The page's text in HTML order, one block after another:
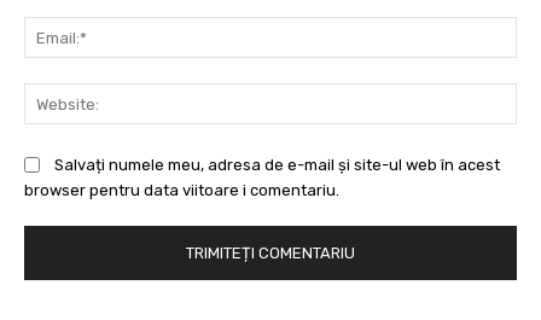
Salvați numele meu, adresa de e-mail și site-ul web în acest
browser pentru data viitoare i comentariu.